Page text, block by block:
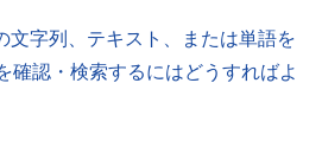
文字列、テキスト、または単語を
確認・検索するにはどうすればよ